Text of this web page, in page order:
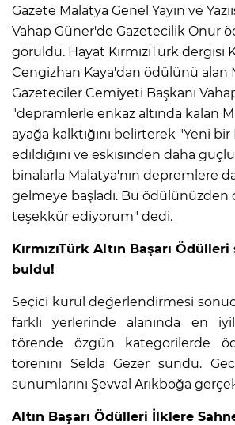
Gazete Malatya Genel Yayın ve
Vahap Güner'de Gazetecilik Onur
görüldü. Hayat KırmızıTürk dergisi
Cengizhan Kaya'dan ödülünü alan
Gazeteciler Cemiyeti Başkanı
"depramlerle enkaz altında kalan
ayağa kalktığını belirterek "Yeni
edildiğini ve eskisinden daha
binalarla Malatya'nın depremlere
gelmeye başladı. Bu ödülünüzden
teşekkür ediyorum" dedi.
KırmızıTürk Altın Başarı Ödülleri
buldu!
Seçici kurul değerlendirmesi
farklı yerlerinde alanında en
törende özgün kategorilerde
törenini Selda Gezer sundu.
sunumlarını Şevval Arıkboğa
Altın Başarı Ödülleri İlklere